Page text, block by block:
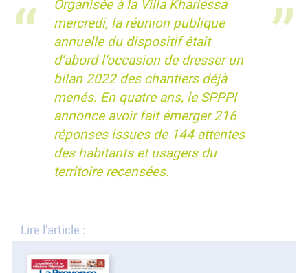
Organisée à la Villa Khariessa
mercredi, la réunion publique
annuelle du dispositif était
d’abord l’occasion de dresser un
bilan 2022 des chantiers déjà
menés. En quatre ans, le SPPPI
annonce avoir fait émerger 216
réponses issues de 144 attentes
des habitants et usagers du
territoire recensées.
Lire l'article :